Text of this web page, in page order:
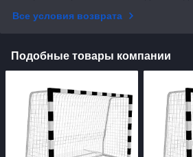
Все условия возврата
Подобные товары компании